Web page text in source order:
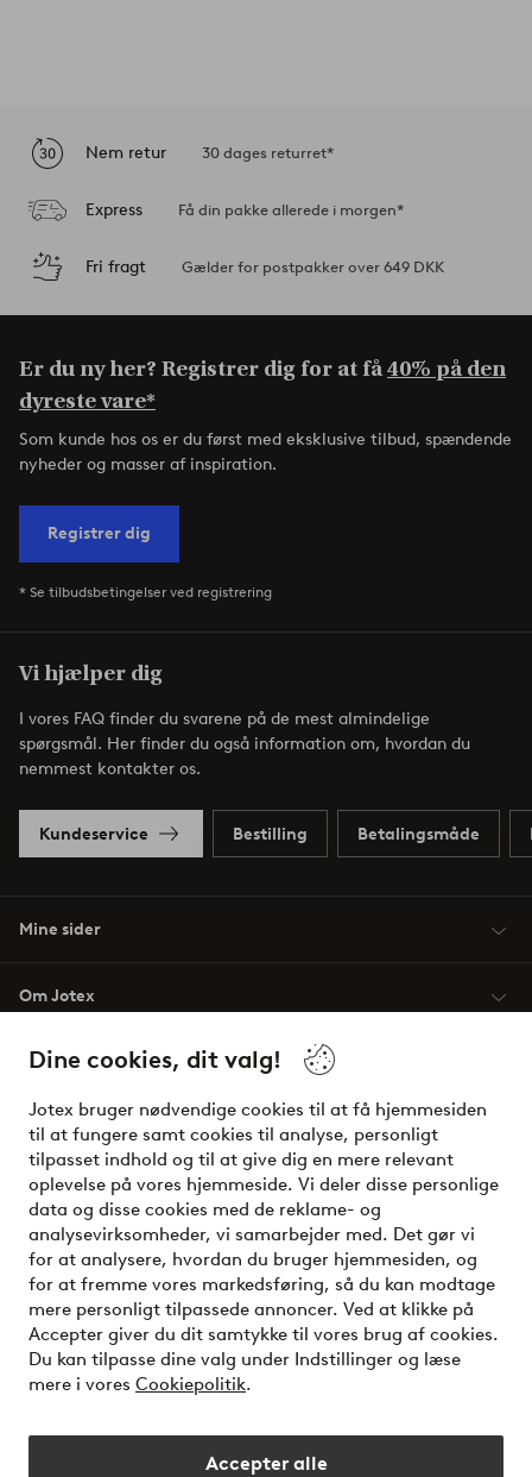
Dine cookies, dit valg!
Jotex bruger nødvendige cookies til at få hjemmesiden
til at fungere samt cookies til analyse, personligt
tilpasset indhold og til at give dig en mere relevant
oplevelse på vores hjemmeside. Vi deler disse personlige
data og disse cookies med de reklame- og
analysevirksomheder, vi samarbejder med. Det gør vi
for at analysere, hvordan du bruger hjemmesiden, og
for at fremme vores markedsføring, så du kan modtage
mere personligt tilpassede annoncer. Ved at klikke på
Accepter giver du dit samtykke til vores brug af cookies.
Du kan tilpasse dine valg under Indstillinger og læse
mere i vores Cookiepolitik.
Accepter alle
Nem retur 30 dages returret*
Express Få din pakke allerede i morgen*
Fri fragt Gælder for postpakker over 649 DKK
Er du ny her? Registrer dig for at få40% på den
dyreste vare*
Som kunde hos os er du først med eksklusive tilbud, spændende
nyheder og masser af inspiration.
Registrer dig
* Se tilbudsbetingelser ved registrering
Vi hjælper dig
I vores FAQ finder du svarene på de mest almindelige
spørgsmål. Her finder du også information om, hvordan du
nemmest kontakter os.
Kundeservice Bestilling Betalingsmåde
Mine sider
Om Jotex
Vilkår
Venner
Sikre betalinger - betal nu eller del op
Vil du vide mere om vores betalingsmuligheder?
elpy